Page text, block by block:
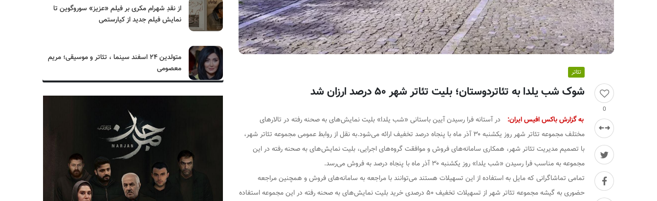
0
تئاتر
شوک شب یلدا به تئاتردوستان؛ بلیت تئاتر شهر ۵۰ درصد ارزان شد
به گزارش باکس افیس ایران:
در آستانه فرا رسیدن آیین باستانی «شب یلدا» بلیت نمایش‌های به صحنه رفته در تالارهای
مختلف مجموعه تئاتر شهر روز یکشنبه ۳۰ آذر ماه با پنجاه درصد تخفیف ارائه می‌شود.به نقل از روابط عمومی مجموعه تئاتر شهر،
با تصمیم مدیریت تئاتر شهر، همکاری سامانه‌های فروش و موافقت گروه‌های اجرایی، بلیت نمایش‌های به صحنه رفته در این
مجموعه به مناسب فرا رسیدن «شب یلدا» روز یکشنبه ۳۰ آذر ماه با پنجاه درصد به فروش می‌رسد.
تمامی تماشاگرانی که مایل به استفاده از این تسهیلات هستند می‌توانند با مراجعه به سامانه‌های فروش و همچنین مراجعه
حضوری به گیشه مجموعه تئاتر شهر از تسهیلات تخفیف ۵۰ درصدی خرید بلیت نمایش‌های به صحنه رفته در این مجموعه استفاده
از نقدِ شهرام مکری بر فیلم «عزیز» سوروگوین تا
نمایش فیلم جدید از کیارستمی
متولدین ۲۴ اسفند سینما ، تئاتر و موسیقی؛ مریم
معصومی